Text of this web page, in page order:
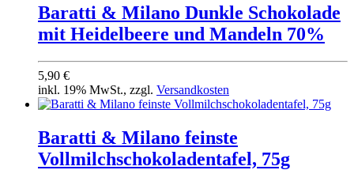
Baratti & Milano Dunkle Schokolade
mit Heidelbeere und Mandeln 70%
5,90 €
inkl. 19% MwSt., zzgl. Versandkosten
Baratti & Milano feinste
Vollmilchschokoladentafel, 75g